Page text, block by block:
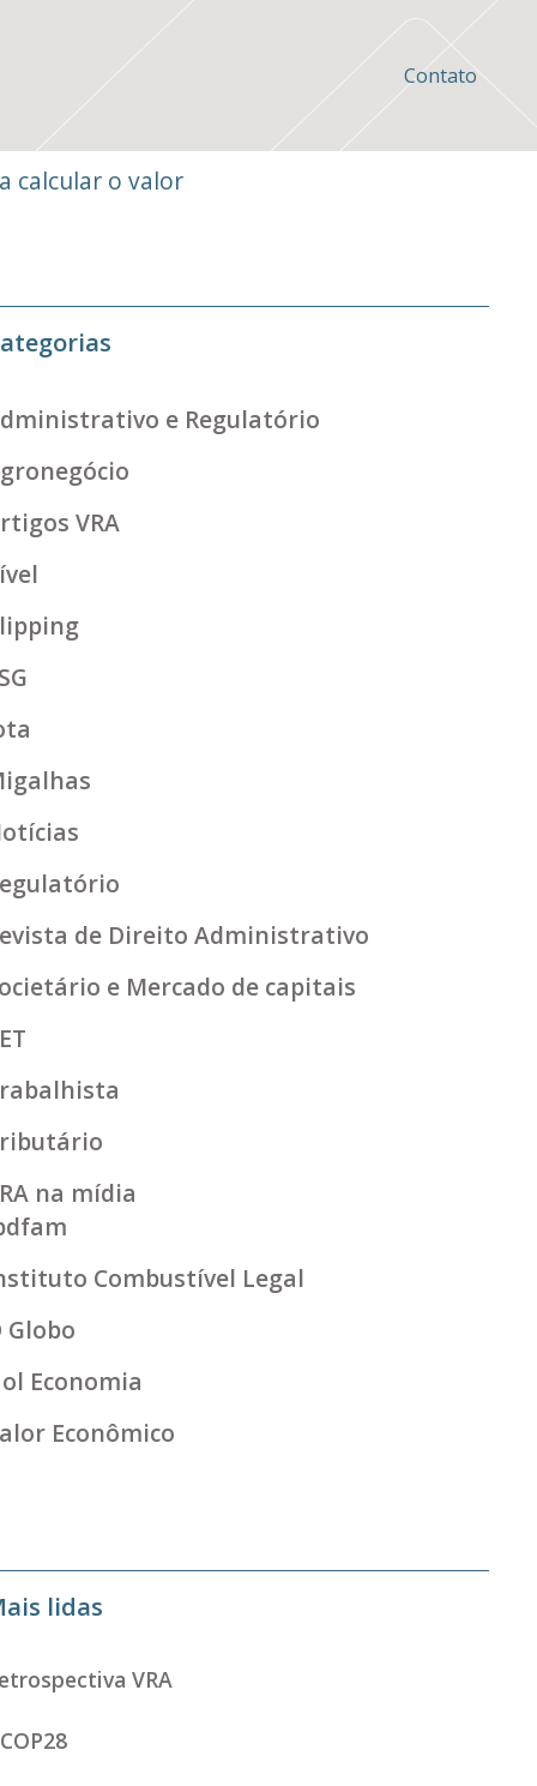
Contato
calcular o valor
e Regulatório
VRA
de Direito Administrativo
e Mercado de capitais
na mídia
Combustível Legal
Globo
Economia
Econômico
lidas
VRA